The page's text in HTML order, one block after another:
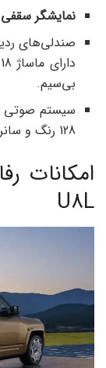
نمایشگر سقفی
صندلی‌های
بی‌سیم.
128 رنگ و سانروف پانوراما 1،7 مترمربعی.
امکانات
U8L